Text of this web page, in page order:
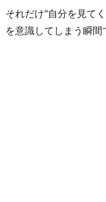
り
に
それだけ"自分を見て
を意識してしまう瞬間